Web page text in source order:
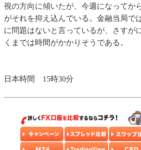
視の方向に傾いたが、今週になってか
がそれを抑え込んでいる。金融当局で
に問題はないと言っているが、さすが
くまでは時間がかかりそうである。
日本時間 15時30分